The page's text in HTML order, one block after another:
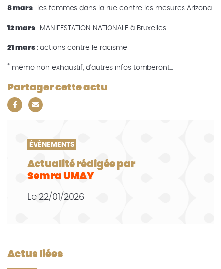
8 mars : les femmes dans la rue contre les mesures Arizona
12 mars : MANIFESTATION NATIONALE à Bruxelles
21 mars : actions contre le racisme
* mémo non exhaustif, d’autres infos tomberont...
Partager cette actu
ÉVÈNEMENTS
Actualité rédigée par
Semra UMAY
Le 22/01/2026
Actus liées